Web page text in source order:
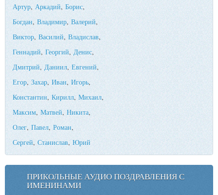
Артур,Аркадий,Борис,
Богдан, Владимир,Валерий,
Виктор,Василий, Владислав,
Геннадий,Георгий, Денис,
Дмитрий,Даниил,Евгений,
Егор,Захар, Иван,Игорь,
Константин,Кирилл, Михаил,
Максим, Матвей,Никита,
Олег, Павел, Роман,
Сергей, Станислав,Юрий
ПРИКОЛЬНЫЕ АУДИО ПОЗДРАВЛЕНИЯ С
ИМЕНИНАМИ